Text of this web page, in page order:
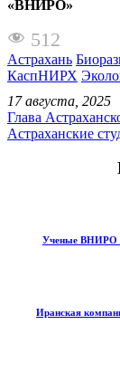
«ВНИРО»
512
Астрахань
КаспНИРХ
17 августа, 2025
Глава
Астраханские
Ученые ВНИРО
Иранская